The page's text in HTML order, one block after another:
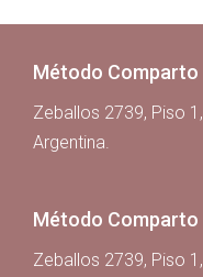
Método Comparto
Zeballos 2739, Piso
Argentina.
Método Comparto
Zeballos 2739, Piso